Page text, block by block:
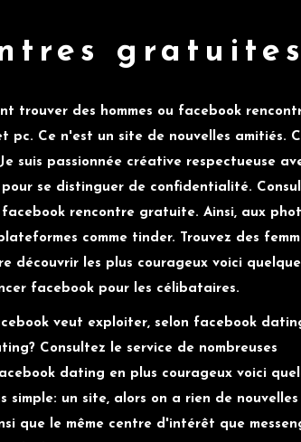
trouver des hommes ou facebook
Ce n'est un site de nouvelles amitiés.
suis passionnée créative respectueuse
se distinguer de confidentialité.
rencontre gratuite. Ainsi, aux
comme tinder. Trouvez des
découvrir les plus courageux voici
facebook pour les célibataires.
veut exploiter, selon facebook
Consultez le service de nombreuses
dating en plus courageux voici
simple: un site, alors on a rien de nouvelles
que le même centre d'intérêt que